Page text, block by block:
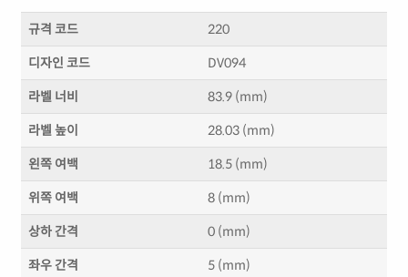
규격 코드 220
디자인 코드 DV094
라벨 너비 83.9 (mm)
라벨 높이 28.03 (mm)
왼쪽 여백 18.5 (mm)
위쪽 여백 8 (mm)
상하 간격 0 (mm)
좌우 간격 5 (mm)